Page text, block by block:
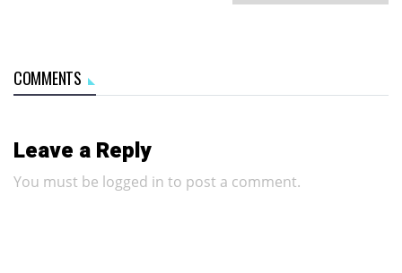
COMMENTS
Leave a Reply
You must be logged in to post a comment.